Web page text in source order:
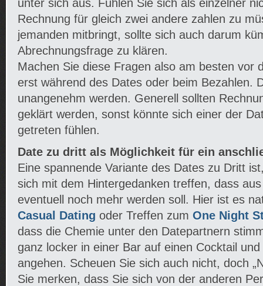
unter sich aus. Fühlen Sie sich als einzelner
Rechnung für gleich zwei andere zahlen zu
jemanden mitbringt, sollte sich auch darum
Abrechnungsfrage zu klären.
Machen Sie diese Fragen also am besten vor
erst während des Dates oder beim Bezahlen.
unangenehm werden. Generell sollten
geklärt werden, sonst könnte sich einer der
getreten fühlen.
Date zu dritt als Möglichkeit für ein
Eine spannende Variante des Dates zu Dritt
sich mit dem Hintergedanken treffen, dass
eventuell noch mehr werden soll. Hier ist es
Casual Dating oder Treffen zum One Night
dass die Chemie unter den Datepartnern
ganz locker in einer Bar auf einen Cocktail
angehen. Scheuen Sie sich auch nicht, doch
Sie merken, dass Sie sich von der anderen